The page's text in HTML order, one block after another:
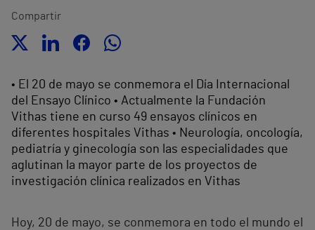
Compartir
• El 20 de mayo se conmemora el Día Internacional
del Ensayo Clínico • Actualmente la Fundación
Vithas tiene en curso 49 ensayos clínicos en
diferentes hospitales Vithas • Neurología, oncología,
pediatría y ginecología son las especialidades que
aglutinan la mayor parte de los proyectos de
investigación clínica realizados en Vithas
Hoy, 20 de mayo, se conmemora en todo el mundo el